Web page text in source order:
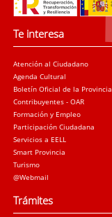
Te interesa
Atención al Ciudadano
Agenda Cultural
Boletín Oficial de la Provincia
Contribuyentes - OAR
Formación y Empleo
Participación Ciudadana
Servicios a EELL
Smart Provincia
Turismo
@Webmail
Trámites